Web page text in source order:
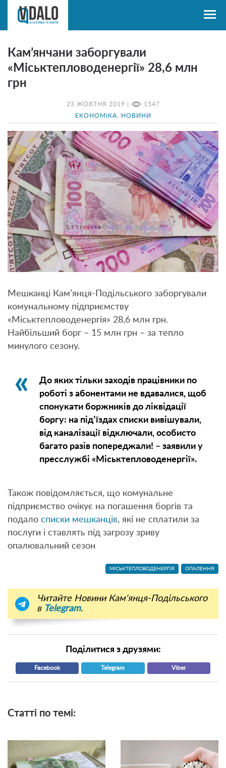
23 ЖОВТНЯ 2019 | 1547
ЕКОНОМІКА НОВИНИ
Кам’янчани заборгували
«Міськтепловоденергії» 28,6 млн
грн
Мешканці Кам’янця-Подільського заборгували
комунальному підприємству
«Міськтепловоденергія» 28,6 млн грн.
Найбільший борг – 15 млн грн – за тепло
минулого сезону.
До яких тільки заходів працівники по
роботі з абонентами не вдавалися, щоб
спонукати боржників до ліквідації
боргу: на під’їздах списки вивішували,
від каналізації відключали, особисто
багато разів попереджали! – заявили у
пресслужбі «Міськтепловоденергії».
Також повідомляється, що комунальне
підприємство очікує на погашення боргів та
подало списки мешканців, які не сплатили за
послуги і ставлять під загрозу зриву
опалювальний сезон
МІСЬКТЕПЛОВОДЕНЕРГІЯ ОПАЛЕННЯ
Читайте Новини Кам'янця-Подільського
в Telegram.
Поділитися з друзями:
Facebook Telegram Viber
Статті по темі: